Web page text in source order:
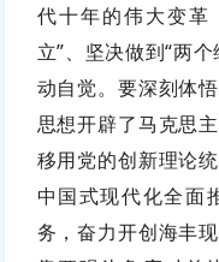
代十年的伟大变革
立”、坚决做到“两
动自觉。要深刻体
思想开辟了马克思
移用党的创新理论
中国式现代化全面
务，奋力开创海丰